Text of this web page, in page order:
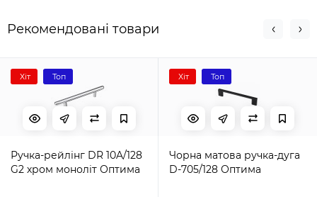
Рекомендовані товари
Хіт Топ
Ручка-рейлінг DR 10A/128
G2 хром моноліт Оптима
Хіт Топ
Чорна матова ручка-дуга
D-705/128 Оптима